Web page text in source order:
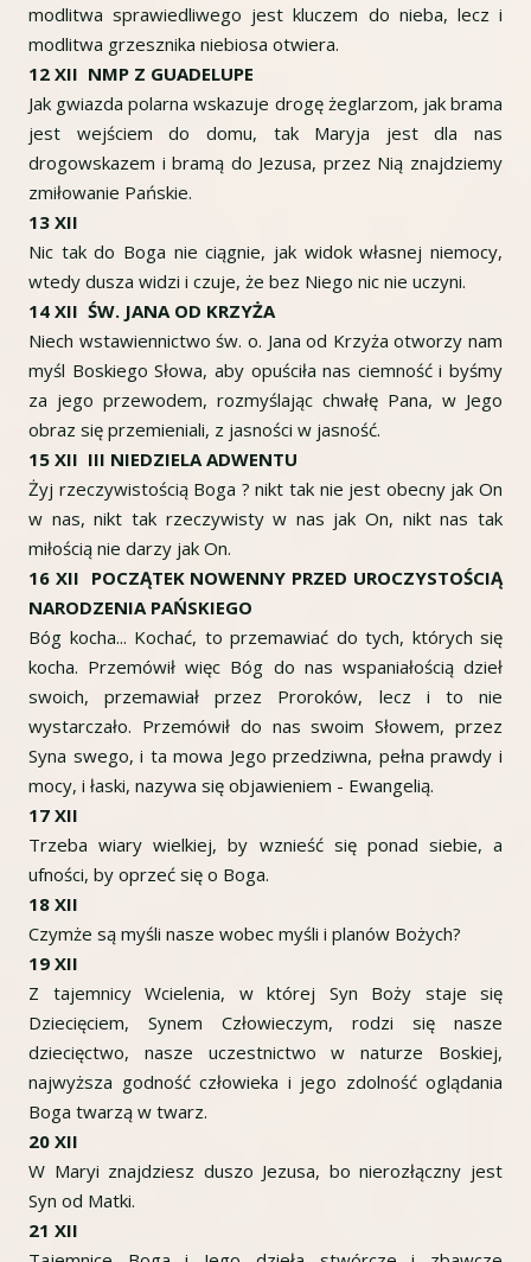
modlitwa sprawiedliwego jest kluczem do nieba, lecz i
modlitwa grzesznika niebiosa otwiera.
12 XII NMP Z GUADELUPE
Jak gwiazda polarna wskazuje drogę żeglarzom, jak brama
jest wejściem do domu, tak Maryja jest dla nas
drogowskazem i bramą do Jezusa, przez Nią znajdziemy
zmiłowanie Pańskie.
13 XII
Nic tak do Boga nie ciągnie, jak widok własnej niemocy,
wtedy dusza widzi i czuje, że bez Niego nic nie uczyni.
14 XII ŚW. JANA OD KRZYŻA
Niech wstawiennictwo św. o. Jana od Krzyża otworzy nam
myśl Boskiego Słowa, aby opuściła nas ciemność i byśmy
za jego przewodem, rozmyślając chwałę Pana, w Jego
obraz się przemieniali, z jasności w jasność.
15 XII III NIEDZIELA ADWENTU
Żyj rzeczywistością Boga ? nikt tak nie jest obecny jak On
w nas, nikt tak rzeczywisty w nas jak On, nikt nas tak
miłością nie darzy jak On.
16 XII POCZĄTEK NOWENNY PRZED UROCZYSTOŚCIĄ
NARODZENIA PAŃSKIEGO
Bóg kocha... Kochać, to przemawiać do tych, których się
kocha. Przemówił więc Bóg do nas wspaniałością dzieł
swoich, przemawiał przez Proroków, lecz i to nie
wystarczało. Przemówił do nas swoim Słowem, przez
Syna swego, i ta mowa Jego przedziwna, pełna prawdy i
mocy, i łaski, nazywa się objawieniem - Ewangelią.
17 XII
Trzeba wiary wielkiej, by wznieść się ponad siebie, a
ufności, by oprzeć się o Boga.
18 XII
Czymże są myśli nasze wobec myśli i planów Bożych?
19 XII
Z tajemnicy Wcielenia, w której Syn Boży staje się
Dziecięciem, Synem Człowieczym, rodzi się nasze
dziecięctwo, nasze uczestnictwo w naturze Boskiej,
najwyższa godność człowieka i jego zdolność oglądania
Boga twarzą w twarz.
20 XII
W Maryi znajdziesz duszo Jezusa, bo nierozłączny jest
Syn od Matki.
21 XII